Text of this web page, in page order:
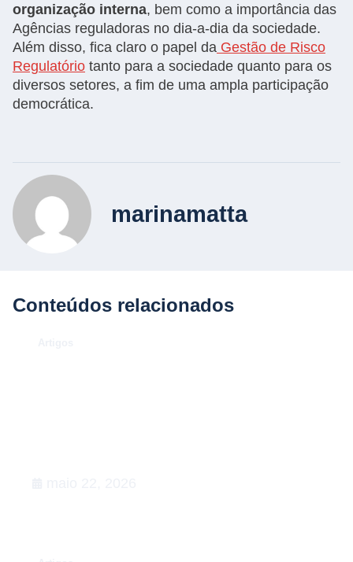
organização interna, bem como a importância das
Agências reguladoras no dia-a-dia da sociedade.
Além disso, fica claro o papel da Gestão de Risco
Regulatório tanto para a sociedade quanto para os
diversos setores, a fim de uma ampla participação
democrática.
marinamatta
Conteúdos relacionados